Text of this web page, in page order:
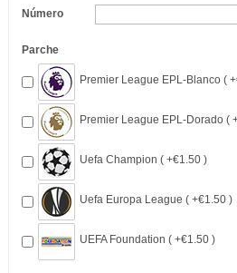
Número
Parche
Premier League EPL-Blanco (
Premier League EPL-Dorado (
Uefa Champion ( +€1.50 )
Uefa Europa League ( +€1.50 )
UEFA Foundation ( +€1.50 )